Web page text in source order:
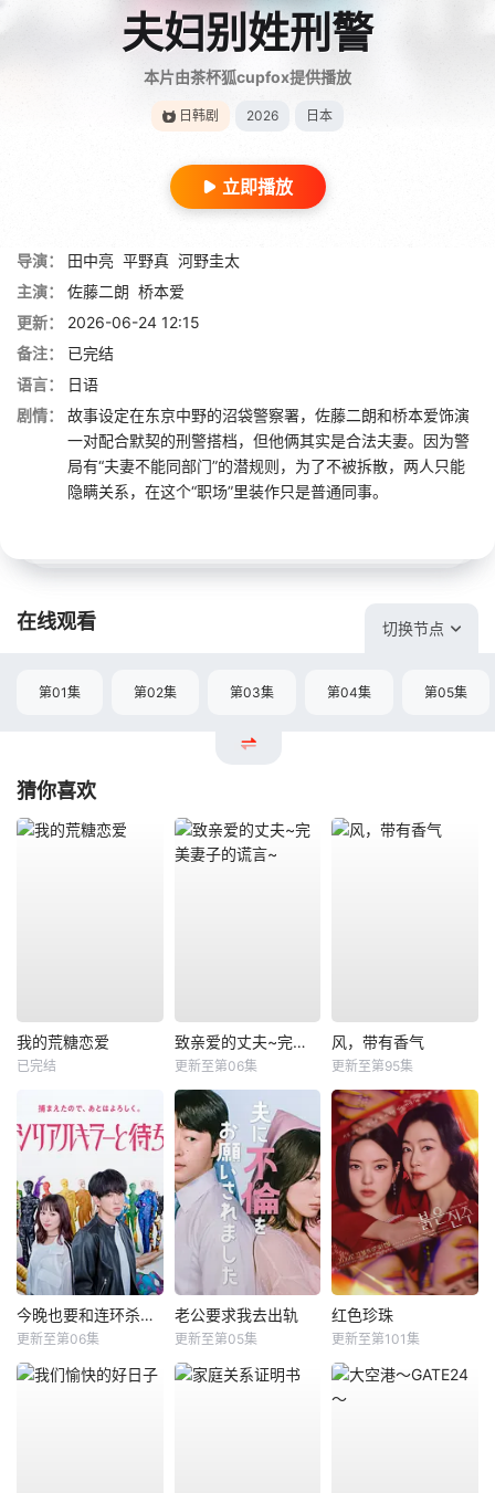
夫妇别姓刑警
本片由茶杯狐cupfox提供播放
日韩剧 2026 日本
立即播放
导演： 田中亮 平野真 河野圭太
主演：
佐藤二朗 桥本爱
更新：
2026-06-24 12:15
备注：
已完结
语言：
日语
剧情：
故事设定在东京中野的沼袋警察署，佐藤二朗和桥本爱饰演
一对配合默契的刑警搭档，但他俩其实是合法夫妻。因为警
局有“夫妻不能同部门”的潜规则，为了不被拆散，两人只能
隐瞒关系，在这个“职场”里装作只是普通同事。
在线观看 切换节点
第01集 第02集 第03集 第04集 第05集
猜你喜欢
我的荒糖恋爱
已完结
致亲爱的丈夫~完美妻子的谎言~
更新至第06集
风，带有香气
更新至第95集
今晚也要和连环杀手约会
更新至第06集
老公要求我去出轨
更新至第05集
红色珍珠
更新至第101集